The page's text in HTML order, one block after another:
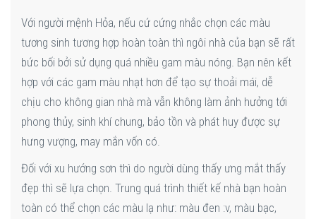
Với người mệnh Hỏa, nếu cứ cứng nhắc chọn các màu
tương sinh tương hợp hoàn toàn thì ngôi nhà của bạn sẽ rất
bức bối bởi sử dụng quá nhiều gam màu nóng. Bạn nên kết
hợp với các gam màu nhạt hơn để tạo sự thoải mái, dễ
chịu cho không gian nhà mà vẫn không làm ảnh hưởng tới
phong thủy, sinh khí chung, bảo tồn và phát huy được sự
hưng vượng, may mắn vốn có.
Đối với xu hướng sơn thì do người dùng thấy ưng mắt thấy
đẹp thì sẽ lựa chọn. Trung quá trình thiết kế nhà bạn hoàn
toàn có thể chọn các màu lạ như: màu đen :v, màu bạc,